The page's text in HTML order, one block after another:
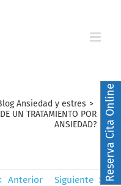
Ansiedad y estres >
UN TRATAMIENTO POR
ANSIEDAD?
Anterior Siguiente Reserva Cita Online